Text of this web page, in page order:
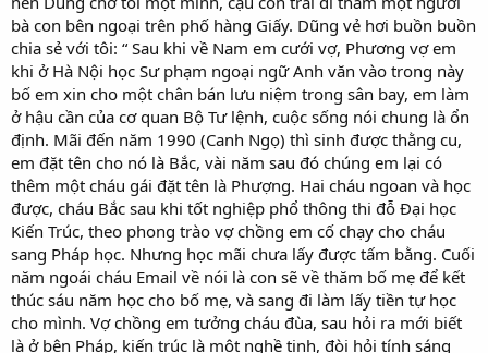
bà con bên ngoại trên phố hàng Giấy. Dũng vẻ hơi buồn buồn
chia sẻ với tôi: “ Sau khi về Nam em cưới vợ, Phương vợ em
khi ở Hà Nội học Sư phạm ngoại ngữ Anh văn vào trong này
bố em xin cho một chân bán lưu niệm trong sân bay, em làm
ở hậu cần của cơ quan Bộ Tư lệnh, cuộc sống nói chung là ổn
định. Mãi đến năm 1990 (Canh Ngọ) thì sinh được thằng cu,
em đặt tên cho nó là Bắc, vài năm sau đó chúng em lại có
thêm một cháu gái đặt tên là Phượng. Hai cháu ngoan và học
được, cháu Bắc sau khi tốt nghiệp phổ thông thi đỗ Đại học
Kiến Trúc, theo phong trào vợ chồng em cố chạy cho cháu
sang Pháp học. Nhưng học mãi chưa lấy được tấm bằng. Cuối
năm ngoái cháu Email về nói là con sẽ về thăm bố mẹ để kết
thúc sáu năm học cho bố mẹ, và sang đi làm lấy tiền tự học
cho mình. Vợ chồng em tưởng cháu đùa, sau hỏi ra mới biết
là ở bên Pháp, kiến trúc là một nghề tinh, đòi hỏi tính sáng